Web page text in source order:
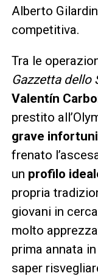
Alberto
competitiva.
Tra le
Gazzetta dello
Valentín
prestito
grave
frenato
un profilo
propria
giovani in
molto
prima annata
saper